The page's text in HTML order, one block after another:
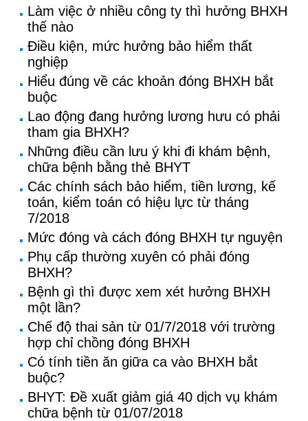
Làm việc ở nhiều công ty thì hưởng BHXH
thế nào
Điều kiện, mức hưởng bảo hiểm thất
nghiệp
Hiểu đúng về các khoản đóng BHXH bắt
buộc
Lao động đang hưởng lương hưu có phải
tham gia BHXH?
Những điều cần lưu ý khi đi khám bệnh,
chữa bệnh bằng thẻ BHYT
Các chính sách bảo hiểm, tiền lương, kế
toán, kiểm toán có hiệu lực từ tháng
7/2018
Mức đóng và cách đóng BHXH tự nguyện
Phụ cấp thường xuyên có phải đóng
BHXH?
Bệnh gì thì được xem xét hưởng BHXH
một lần?
Chế độ thai sản từ 01/7/2018 với trường
hợp chỉ chồng đóng BHXH
Có tính tiền ăn giữa ca vào BHXH bắt
buộc?
BHYT: Đề xuất giảm giá 40 dịch vụ khám
chữa bệnh từ 01/07/2018